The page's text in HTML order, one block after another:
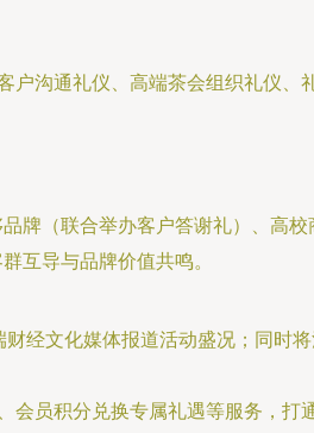
沟通礼仪、高端茶会组织礼仪、
牌（联合举办客户答谢礼）、高校
互导与品牌价值共鸣。
经文化媒体报道活动盛况；同时
员积分兑换专属礼遇等服务，打